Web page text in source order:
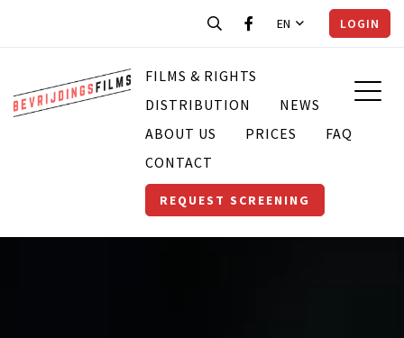
EN LOGIN
FILMS & RIGHTS
DISTRIBUTION
NEWS
ABOUT US
PRICES
FAQ
CONTACT
REQUEST SCREENING